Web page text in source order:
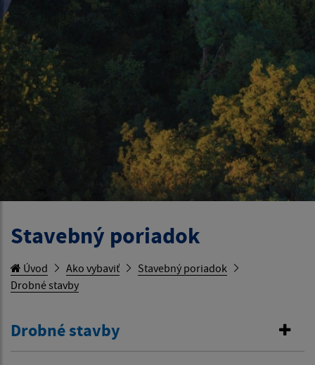
Stavebný poriadok
Úvod Ako vybaviť
Stavebný poriadok
Drobné stavby
Drobné stavby